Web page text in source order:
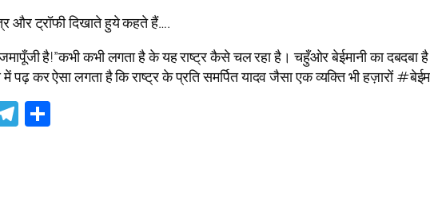
और ट्रॉफी दिखाते हुये कहते हैं….
जमापूँजी है!”कभी कभी लगता है के यह राष्ट्र कैसे चल रहा है। चहुँओर बेईमानी का
में पढ़ कर ऐसा लगता है कि राष्ट्र के प्रति समर्पित यादव जैसा एक व्यक्ति भी हज़ारों
Telegram